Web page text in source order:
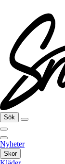
Sök
Nyheter
Skor